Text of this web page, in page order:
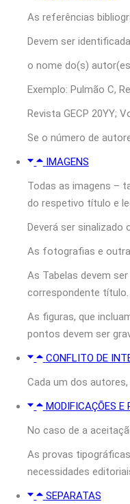
As referências
Devem ser
o nome do(s)
Exemplo: Pulmão C,
Revista GECP 20YY;
Se o número de
IMAGENS
Todas as imagens –
do respetivo título e
Deverá ser sinalizado
As fotografias e
As Tabelas devem
correspondente título.
As figuras, que
pontos devem ser
CONFLITO DE
Cada um dos
MODIFICAÇÕES E
No caso de a
As provas
necessidades
SEPARATAS